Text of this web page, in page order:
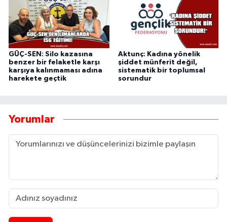
GÜÇ-SEN: Silo kazasına
benzer bir felaketle karşı
karşıya kalınmaması adına
harekete geçtik
Aktunç: Kadına yönelik
şiddet münferit değil,
sistematik bir toplumsal
sorundur
Yorumlar